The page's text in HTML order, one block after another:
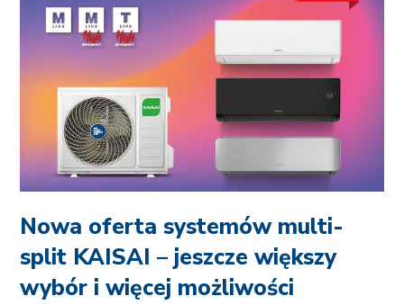
Nowa oferta systemów multi-
split KAISAI – jeszcze większy
wybór i więcej możliwości